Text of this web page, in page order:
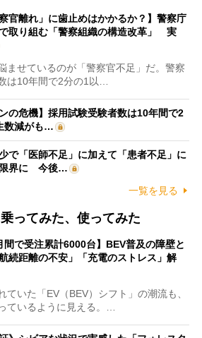
察官離れ」に歯止めはかかるか？】警察庁
取り組む「警察組織の構造改革」 実
せているのが「警察官不足」だ。警察
は10年間で2分の1以…
の危機】採用試験受験者数は10年間で2
数減がも…
で「医師不足」に加えて「患者不足」に
限界に 今後…
一覧を見る
ってみた、使ってみた
間で受注累計6000台】BEV普及の障壁と
続距離の不安」「充電のストレス」解
いた「EV（BEV）シフト」の潮流も、
ているように見える。…